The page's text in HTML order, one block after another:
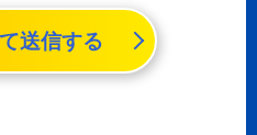
報であって、氏名、生年月日
個人を識別することができる
ます。
送信する